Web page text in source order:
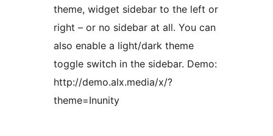
theme, widget sidebar to the left or
right – or no sidebar at all. You can
also enable a light/dark theme
toggle switch in the sidebar. Demo:
http://demo.alx.media/x/?
theme=Inunity